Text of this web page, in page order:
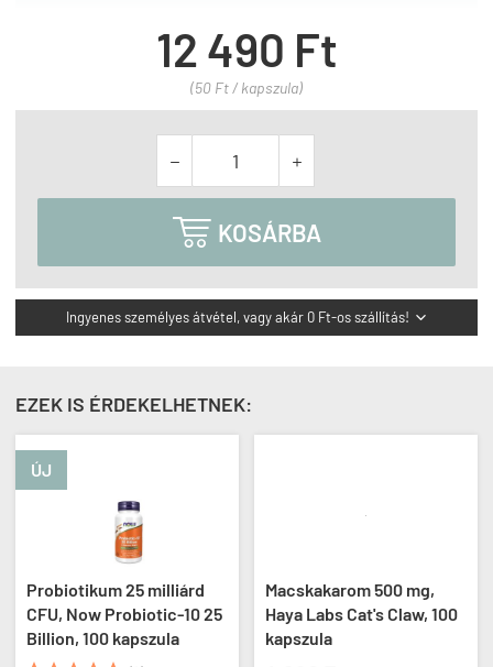
12 490 Ft
(50 Ft / kapszula)
 
 KOSÁRBA
Ingyenes személyes átvétel, vagy akár 0 Ft-os szállítás! 
EZEK IS ÉRDEKELHETNEK:
ÚJ
Probiotikum 25 milliárd
CFU, Now Probiotic-10 25
Billion, 100 kapszula
Macskakarom 500 mg,
Haya Labs Cat's Claw, 100
kapszula